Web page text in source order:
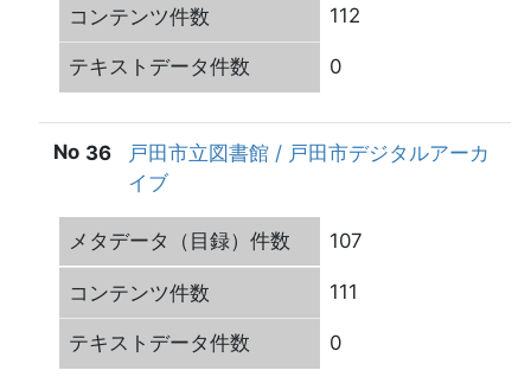
112
0
戸田市立図書館 / 戸田市デジタルアーカ
イブ
36
107
111
0